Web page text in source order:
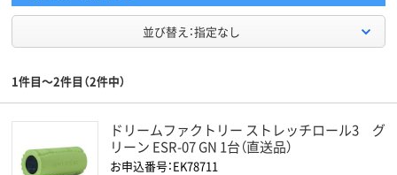
並び替え：指定なし
1件目～2件目（2件中）
ドリームファクトリー ストレッチロール3 グ
リーン ESR-07 GN 1台（直送品）
お申込番号：EK78711